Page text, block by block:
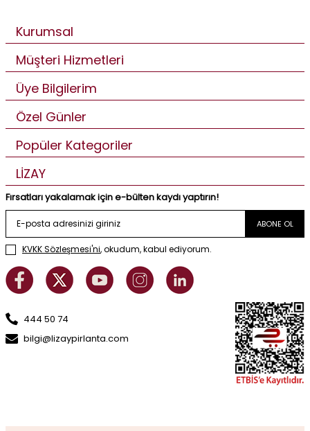
Kurumsal
Müşteri Hizmetleri
Üye Bilgilerim
Özel Günler
Popüler Kategoriler
LİZAY
Fırsatları yakalamak için e-bülten kaydı yaptırın!
ABONE OL
KVKK Sözleşmesi'ni, okudum, kabul ediyorum.
444 50 74
bilgi@lizaypirlanta.com